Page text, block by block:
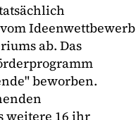
Ideenwettbewerb
ab. Das
beworben.
weitere 16 ihr